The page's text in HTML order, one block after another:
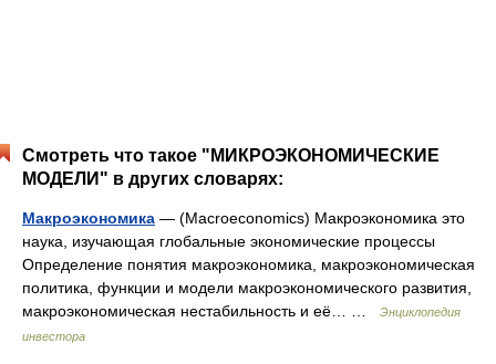
Смотреть что такое "МИКРОЭКОНОМИЧЕСКИЕ
МОДЕЛИ" в других словарях:
Макроэкономика — (Macroeconomics) Макроэкономика это
наука, изучающая глобальные экономические процессы
Определение понятия макроэкономика, макроэкономическая
политика, функции и модели макроэкономического развития,
макроэкономическая нестабильность и её… …
Энциклопедия
инвестора